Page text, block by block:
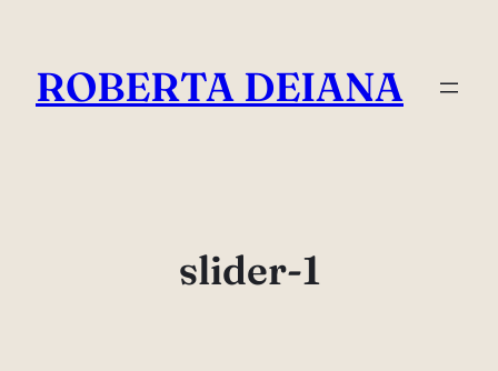
contenuto
ROBERTA DEIANA
slider-1